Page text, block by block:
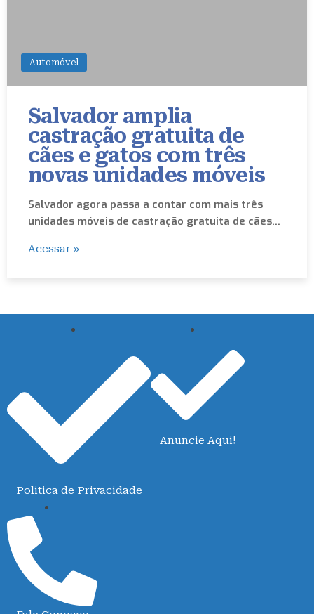
Automóvel
Salvador amplia
castração gratuita de
cães e gatos com três
novas unidades móveis
Salvador agora passa a contar com mais três
unidades móveis de castração gratuita de cães…
Acessar »
Politica de Privacidade
Anuncie Aqui!